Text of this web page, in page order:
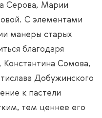
Серова, Марии
С элементами
манеры старых
благодаря
Константина Сомова,
Добужинского
к пастели
тем ценнее его